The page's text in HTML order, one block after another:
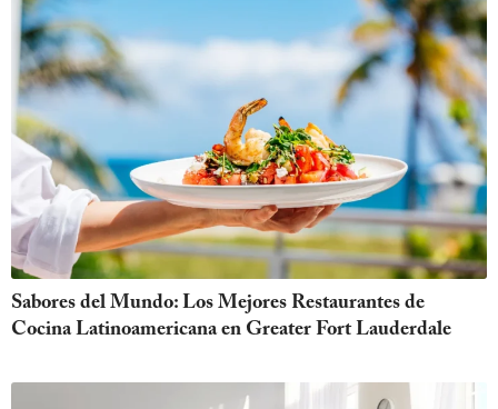
Sabores del Mundo: Los Mejores Restaurantes de
Cocina Latinoamericana en Greater Fort Lauderdale